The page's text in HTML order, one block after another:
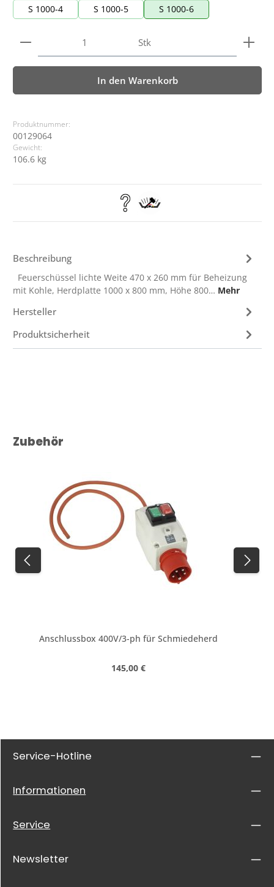
S 1000-4 S 1000-5 S 1000-6
Produkt Anzahl: Gib den gewünschten Wert ein
Stk
In den Warenkorb
Produktnummer:
00129064
Gewicht:
106.6 kg
Beschreibung
Feuerschüssel lichte Weite 470 x 260 mm für Beheizung
mit Kohle, Herdplatte 1000 x 800 mm, Höhe 800… Mehr
Hersteller
Produktsicherheit
Produktgalerie überspringen
Zubehör
Anschlussbox 400V/3-ph für Schmiedeherd
Regulärer Preis:
145,00 €
Service-Hotline
Informationen
Service
Newsletter